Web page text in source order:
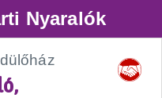
Nyaralók